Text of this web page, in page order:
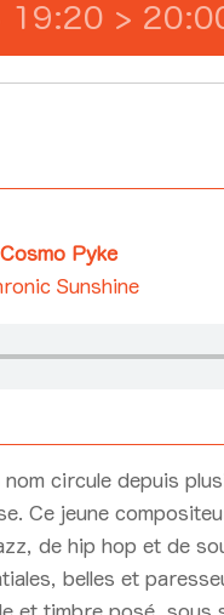
19:20 >
Cosmo Pyke
Sunshine
circule depuis
Ce jeune
de hip hop et de
belles et